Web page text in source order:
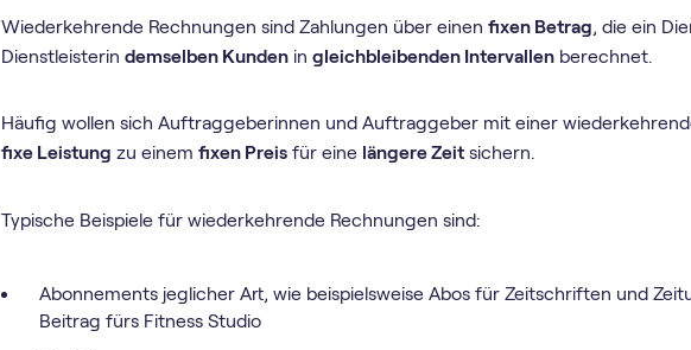
Wiederkehrende Rechnungen sind Zahlungen über einenfixen Betrag, die ein
Dienstleisterindemselben Kunden ingleichbleibenden Intervallen berechnet.
Häufig wollen sich Auftraggeberinnen und Auftraggeber mit einer
fixe Leistung zu einemfixen Preis für eine längere Zeit sichern.
Typische Beispiele für wiederkehrende Rechnungen sind:
Abonnements jeglicher Art, wie beispielsweise Abos für Zeitschriften und
Beitrag fürs Fitness Studio